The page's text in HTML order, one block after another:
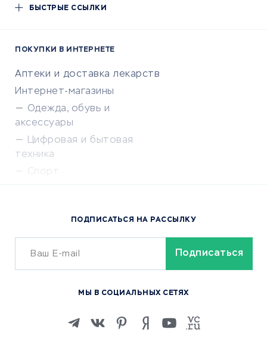
БЫСТРЫЕ ССЫЛКИ
ПОКУПКИ В ИНТЕРНЕТЕ
Аптеки и доставка лекарств
Интернет-магазины
Одежда, обувь и
аксессуары
Цифровая и бытовая
техника
Спорт
Сервисы доставки
ОБУЧЕНИЕ И РАБОТА
Изучение иностранных
ПОДПИСАТЬСЯ НА РАССЫЛКУ
МЫ В СОЦИАЛЬНЫХ СЕТЯХ